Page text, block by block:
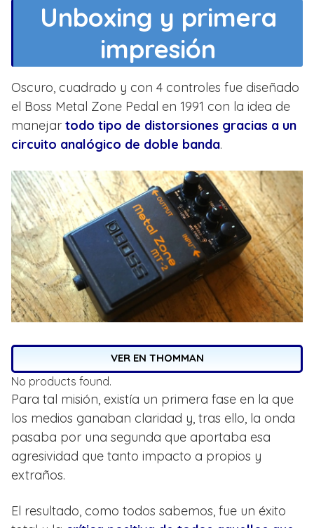
Unboxing y primera
impresión
Oscuro, cuadrado y con 4 controles fue diseñado
el Boss Metal Zone Pedal en 1991 con la idea de
manejar todo tipo de distorsiones gracias a un
circuito analógico de doble banda.
VER EN THOMMAN
No products found.
Para tal misión, existía un primera fase en la que
los medios ganaban claridad y, tras ello, la onda
pasaba por una segunda que aportaba esa
agresividad que tanto impacto a propios y
extraños.
El resultado, como todos sabemos, fue un éxito